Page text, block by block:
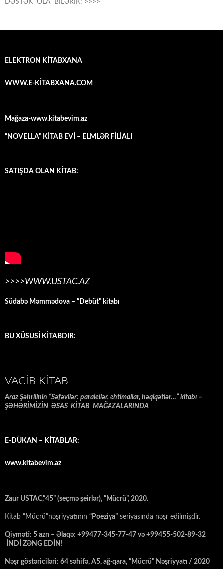
DƏSTƏK OLA BİLƏRİK: >>>>
ELEKTRON KİTABXANA
WWW.E-KİTABXANA.COM
Mağaza-www.kitabevim.az
“NOVELLA” KİTAB EVİ – ELMLƏR FİLİALI
SATIŞDA OLAN KİTAB:
>>>>WWW.USTAC.AZ
Südabə Məmmədova – “Debüt” kitabı
BU XÜSUSİ KİTABDIR:
VACIB KITAB
Araz Şəhrilinin “Səfəvilər: paralellər, ehtimallar, həqiqətlər…” kitabı –
ŞƏHƏRİMİZİN ƏSAS KİTAB MAĞAZALARINDA
E-DÜKAN – KİTABLAR:
www.kitabevim.az
Zaur USTAC,“45” (seçmə şeirlər), “Mücrü”, 2020.
Kitab “Mücrü”nəşriyyatının “Poeziya” seriyasında nəşr edilmişdir.
Qiyməti: 5 azn – Əlaqə: +99477-345-77-47 və +99455-502-89-32
İNDİ ZƏNG EDİN!
Nəşr göstəriciləri: 64 səhifə, A5, ağ-qara, “Mücrü” Nəşriyyatı / 2020